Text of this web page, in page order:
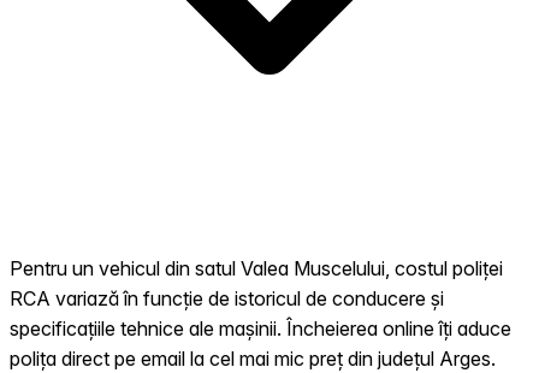
Pentru un vehicul din satul Valea Muscelului, costul poliței
RCA variază în funcție de istoricul de conducere și
specificațiile tehnice ale mașinii. Încheierea online îți aduce
polița direct pe email la cel mai mic preț din județul Arges.